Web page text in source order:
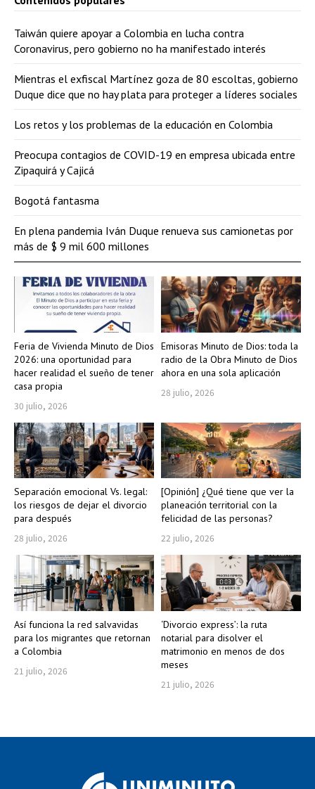
Feria de Vivienda Minuto de Dios
2026: una oportunidad para
hacer realidad el sueño de tener
casa propia
30 julio, 2026
Emisoras Minuto de Dios: toda la
radio de la Obra Minuto de Dios
ahora en una sola aplicación
28 julio, 2026
Separación emocional Vs. legal:
los riesgos de dejar el divorcio
para después
28 julio, 2026
[Opinión] ¿Qué tiene que ver la
planeación territorial con la
felicidad de las personas?
22 julio, 2026
Así funciona la red salvavidas
para los migrantes que retornan
a Colombia
21 julio, 2026
‘Divorcio express’: la ruta
notarial para disolver el
matrimonio en menos de dos
meses
21 julio, 2026
Taiwán quiere apoyar a Colombia en lucha contra
Coronavirus, pero gobierno no ha manifestado interés
Mientras el exfiscal Martínez goza de 80 escoltas, gobierno
Duque dice que no hay plata para proteger a líderes sociales
Los retos y los problemas de la educación en Colombia
Preocupa contagios de COVID-19 en empresa ubicada entre
Zipaquirá y Cajicá
Bogotá fantasma
En plena pandemia Iván Duque renueva sus camionetas por
más de $ 9 mil 600 millones